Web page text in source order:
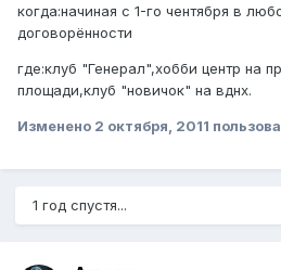
когда:начиная с 1-го чентября в
договорённости
где:клуб "Генерал",хобби центр на
площади,клуб "новичок" на вднх.
Изменено 2 октября, 2011
1 год спустя...